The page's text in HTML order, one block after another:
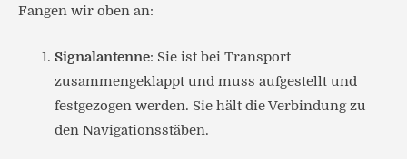
Fangen wir oben an:
Signalantenne: Sie ist bei Transport
zusammengeklappt und muss aufgestellt und
festgezogen werden. Sie hält die Verbindung zu
den Navigationsstäben.